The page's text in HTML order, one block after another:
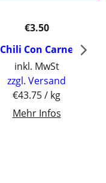
€3.50
Chili Con Carne
inkl. MwSt
zzgl. Versand
€43.75/ kg
Mehr Infos